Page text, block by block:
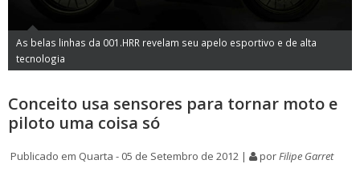
As belas linhas da 001.HRR revelam seu apelo esportivo e de alta
tecnologia
Conceito usa sensores para tornar moto e
piloto uma coisa só
Publicado em Quarta - 05 de Setembro de 2012 | porFilipe Garret